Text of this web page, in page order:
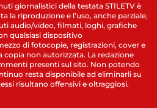
giornalistici della testata STILETV è
la riproduzione e l’uso, anche parziale,
audio/video, filmati, loghi, grafiche
qualsiasi dispositivo
di fotocopie, registrazioni, cover e
non autorizzata. La redazione
presenti sul sito. Non potendo
resta disponibile ad eliminarli su
risultano offensivi e oltraggiosi.